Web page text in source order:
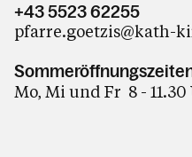
+43 5523 62255
pfarre.goetzis@kath-
Mo, Mi und Fr 8 -